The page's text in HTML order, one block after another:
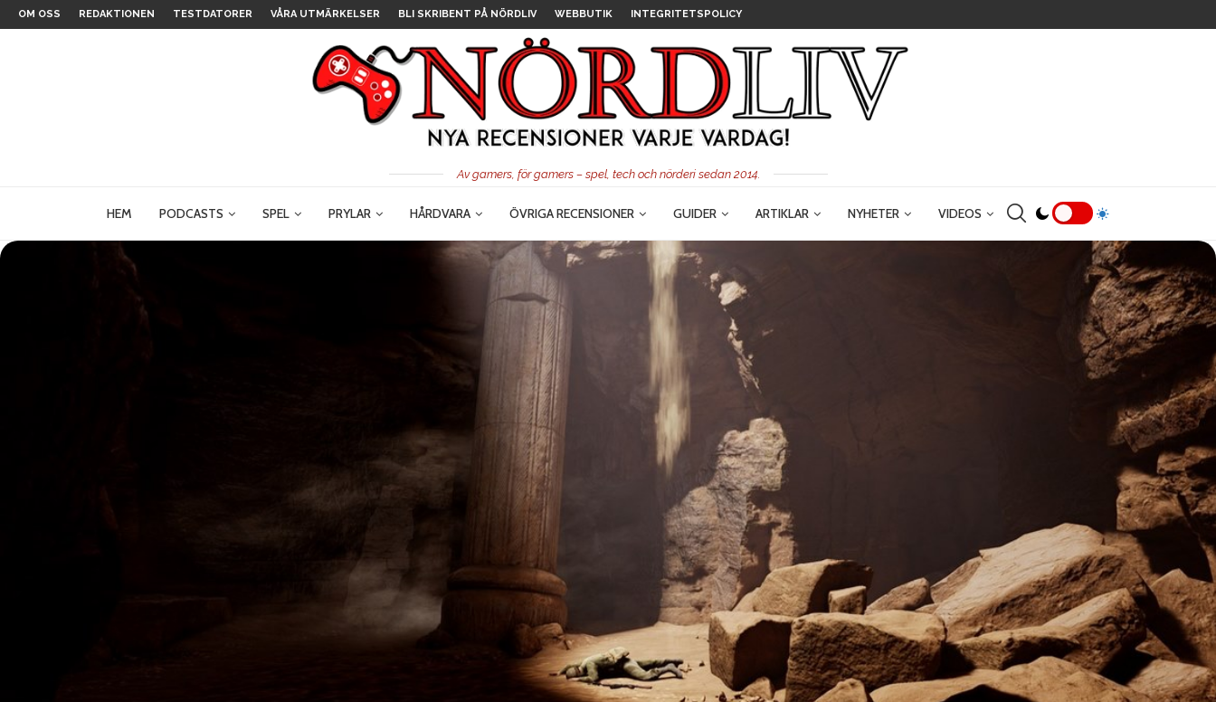
OM OSS REDAKTIONEN TESTDATORER VÅRA UTMÄRKELSER BLI SKRIBENT PÅ NÖRDLIV WEBBUTIK INTEGRITETSPOLICY
Av gamers, för gamers – spel, tech och nörderi sedan 2014.
HEM PODCASTS SPEL PRYLAR HÅRDVARA ÖVRIGA RECENSIONER GUIDER ARTIKLAR NYHETER VIDEOS